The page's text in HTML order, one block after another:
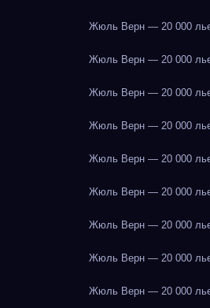
Жюль Верн — 20 000
Жюль Верн — 20 000
Жюль Верн — 20 000
Жюль Верн — 20 000
Жюль Верн — 20 000
Жюль Верн — 20 000
Жюль Верн — 20 000
Жюль Верн — 20 000
Жюль Верн — 20 000